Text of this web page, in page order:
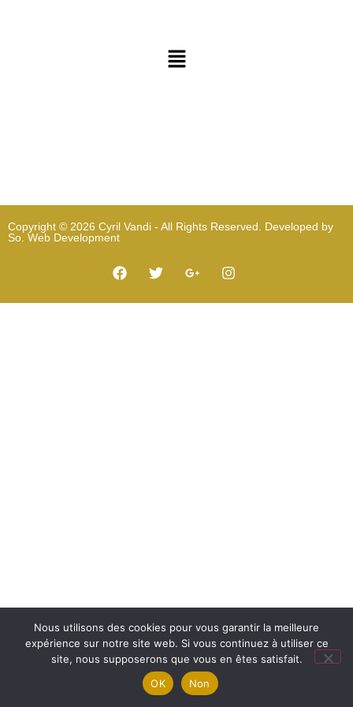
Copyright © 2026 Cyril Vandi - All Rights Reserved. Developed by
So. Web Development
Nous utilisons des cookies pour vous garantir la meilleure
expérience sur notre site web. Si vous continuez à utiliser ce
site, nous supposerons que vous en êtes satisfait.
OK
Non